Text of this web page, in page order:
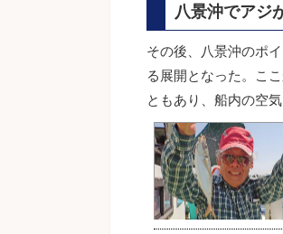
八景沖でアジ
その後、八景沖のポ
る展開となった。こ
ともあり、船内の空